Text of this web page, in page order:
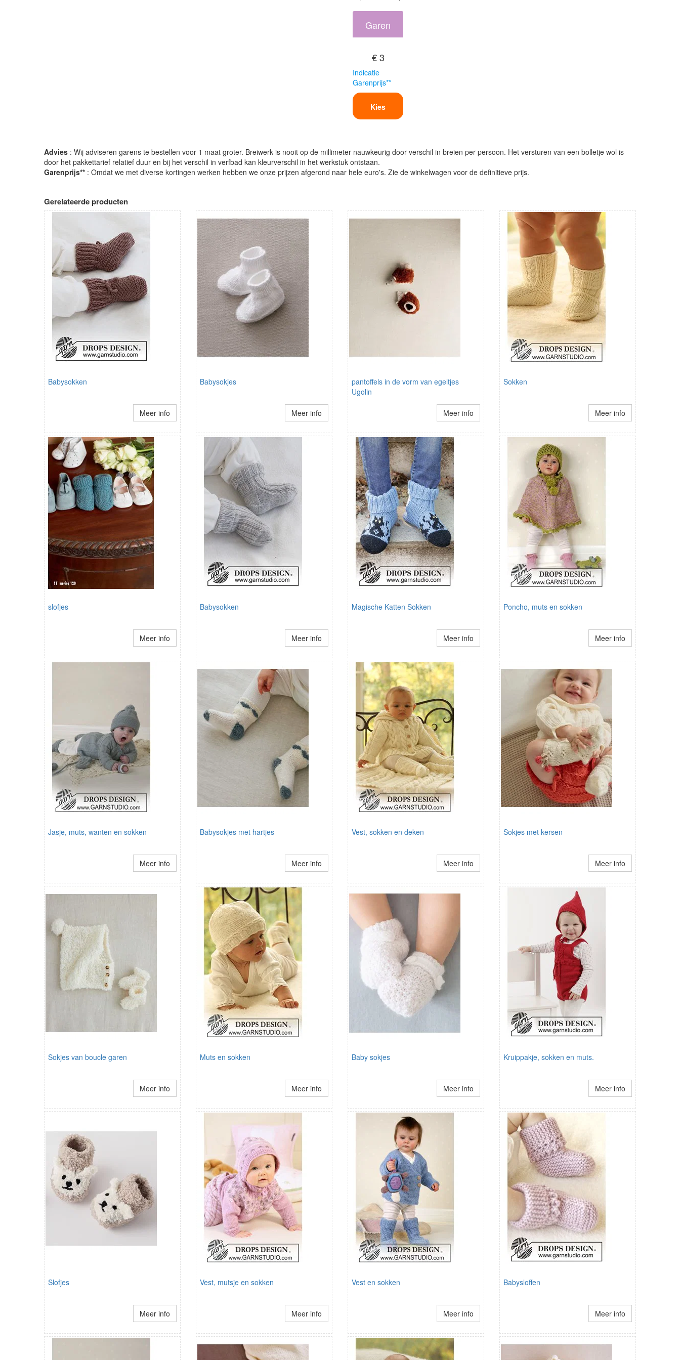
Garen
€ 3
Indicatie
Garenprijs**
Kies
Advies : Wij adviseren garens te bestellen voor 1 maat groter. Breiwerk is nooit op de millimeter nauwkeurig door verschil in breien per persoon. Het versturen van een bolletje wol is
door het pakkettarief relatief duur en bij het verschil in verfbad kan kleurverschil in het werkstuk ontstaan.
Garenprijs** : Omdat we met diverse kortingen werken hebben we onze prijzen afgerond naar hele euro's. Zie de winkelwagen voor de definitieve prijs.
Gerelateerde producten
Babysokken
Meer info
Babysokjes
Meer info
pantoffels in de vorm van egeltjes
Ugolin
Meer info
Sokken
Meer info
slofjes
Meer info
Babysokken
Meer info
Magische Katten Sokken
Meer info
Poncho, muts en sokken
Meer info
Jasje, muts, wanten en sokken
Meer info
Babysokjes met hartjes
Meer info
Vest, sokken en deken
Meer info
Sokjes met kersen
Meer info
Sokjes van boucle garen
Meer info
Muts en sokken
Meer info
Baby sokjes
Meer info
Kruippakje, sokken en muts.
Meer info
Slofjes
Meer info
Vest, mutsje en sokken
Meer info
Vest en sokken
Meer info
Babysloffen
Meer info